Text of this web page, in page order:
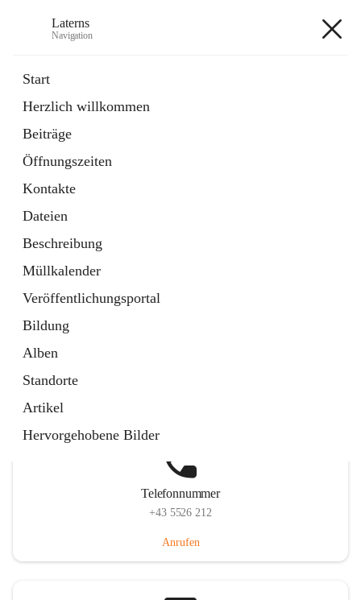
Laterns
Navigation
Start
Herzlich willkommen
Beiträge
Öffnungszeiten
Kontakte
Dateien
Beschreibung
Müllkalender
Veröffentlichungsportal
Bildung
Alben
Standorte
Artikel
Hervorgehobene Bilder
11 Schnellzugriffe
Soziales
1 Schnellzugriff
Telefonnummer
+43 5526 212
Anrufen